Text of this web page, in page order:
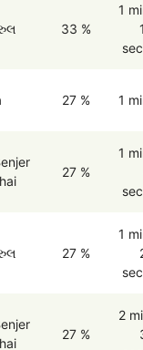
33 %
1
27 % 1
27 %
1
27 %
1
27 %
2